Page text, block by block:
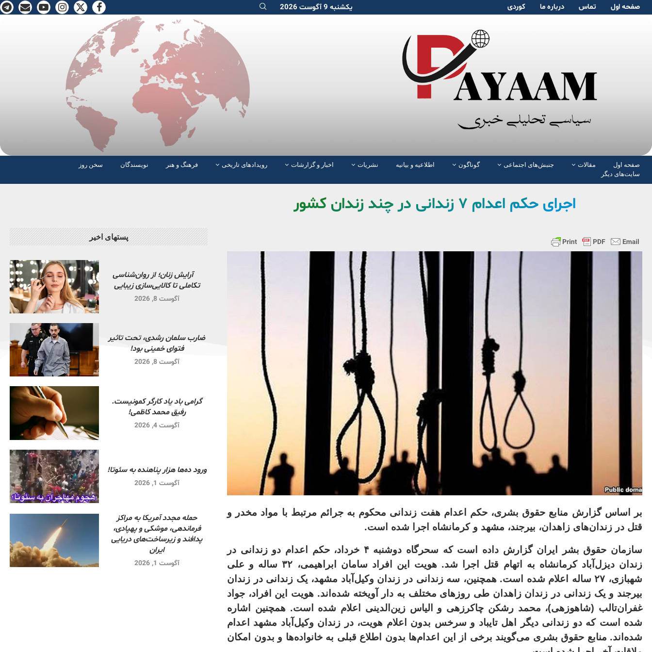
صفحە اول تماس دربارە ما کوردی یکشنبه 9 آگوست 2026
صفحە اول مقالات جنبش‌های اجتماعی گوناگون اطلاعیه و بیانیه نشریات اخبار و گزارشات رویدادهای تاریخی فرهنگ و هنر نویسندگان
سخن روز
سایت‌های دیگر
اجرای حکم اعدام ۷ زندانی در چند زندان کشور
بر اساس گزارش منابع حقوق بشری، حکم اعدام هفت زندانی محکوم به جرائم مرتبط با مواد مخدر و
قتل در زندان‌های زاهدان، بیرجند، مشهد و کرمانشاه اجرا شده است.
سازمان حقوق بشر ایران گزارش داده است که سحرگاه دوشنبه ۴ خرداد، حکم اعدام دو زندانی در
زندان دیزل‌آباد کرمانشاه به اتهام قتل اجرا شد. هویت این افراد سامان ابراهیمی، ۳۲ ساله و علی
شهبازی، ۲۷ ساله اعلام شده است. همچنین، سه زندانی در زندان وکیل‌آباد مشهد، یک زندانی در زندان
بیرجند و یک زندانی در زندان زاهدان طی روزهای مختلف به دار آویخته شده‌اند. هویت این افراد، جواد
غفران‌تالب (شاهوزهی)، محمد رشکن چاکرزهی و الیاس زین‌الدینی اعلام شده است. همچنین اشاره
شده است که دو زندانی دیگر اهل تایباد و سرخس بدون اعلام هویت، در زندان وکیل‌آباد مشهد اعدام
شده‌اند. منابع حقوق بشری می‌گویند برخی از این اعدام‌ها بدون اطلاع قبلی به خانواده‌ها و بدون امکان
پستهای اخیر
آرایش زنان؛ از روان‌شناسی
تکاملی تا کالایی‌سازی زیبایی
آگوست 8, 2026
ضارب سلمان رشدی، تحت تاثیر
فتوای خمینی بود!
آگوست 8, 2026
گرامی باد یاد کارگر کمونیست.
رفیق محمد کاظمی!
آگوست 4, 2026
ورود ده‌ها هزار پناهنده به سئوتا!
آگوست 1, 2026
حمله مجدد آمریکا به مراکز
فرماندهی، موشکی و پهپادی،
پدافند و زیرساخت‌های دریایی
ایران
آگوست 1, 2026